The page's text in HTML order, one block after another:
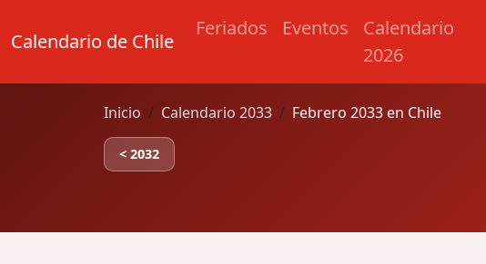
Calendario de Chile
Feriados Eventos
Calendario
2026
Inicio Calendario 2033 Febrero 2033 en Chile
< 2032